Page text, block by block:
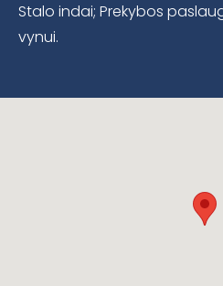
Stalo indai; Prekybos
vynui.